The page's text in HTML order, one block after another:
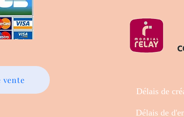
vente
Délais de
Délais de